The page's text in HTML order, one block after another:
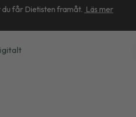
du får Dietisten framåt. Läs mer